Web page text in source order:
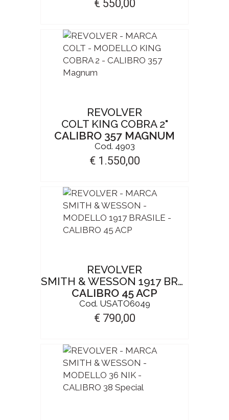
€ 550,00
REVOLVER
COLT KING COBRA 2"
CALIBRO 357 MAGNUM
Cod. 4903
€ 1.550,00
REVOLVER
SMITH & WESSON 1917 BRASILE
CALIBRO 45 ACP
Cod. USATO6049
€ 790,00